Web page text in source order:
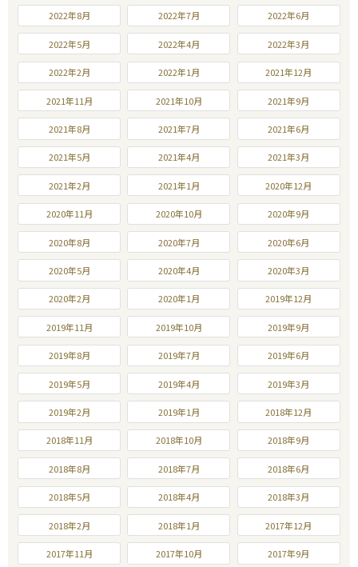
2022年8月 2022年7月 2022年6月
2022年5月 2022年4月 2022年3月
2022年2月 2022年1月 2021年12月
2021年11月 2021年10月 2021年9月
2021年8月 2021年7月 2021年6月
2021年5月 2021年4月 2021年3月
2021年2月 2021年1月 2020年12月
2020年11月 2020年10月 2020年9月
2020年8月 2020年7月 2020年6月
2020年5月 2020年4月 2020年3月
2020年2月 2020年1月 2019年12月
2019年11月 2019年10月 2019年9月
2019年8月 2019年7月 2019年6月
2019年5月 2019年4月 2019年3月
2019年2月 2019年1月 2018年12月
2018年11月 2018年10月 2018年9月
2018年8月 2018年7月 2018年6月
2018年5月 2018年4月 2018年3月
2018年2月 2018年1月 2017年12月
2017年11月 2017年10月 2017年9月